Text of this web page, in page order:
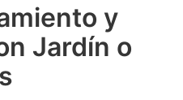
y
Jardín o